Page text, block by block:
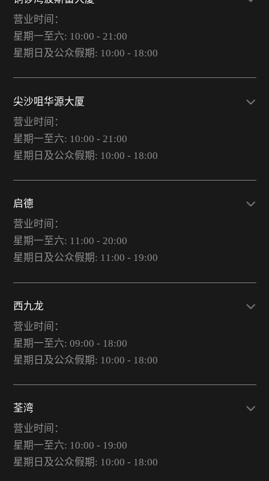
营业时间：
星期一至六: 10:00 - 21:00
星期日及公众假期: 10:00 - 18:00
尖沙咀华源大厦
营业时间：
星期一至六: 10:00 - 21:00
星期日及公众假期: 10:00 - 18:00
启德
营业时间：
星期一至六: 11:00 - 20:00
星期日及公众假期: 11:00 - 19:00
西九龙
营业时间：
星期一至六: 09:00 - 18:00
星期日及公众假期: 10:00 - 18:00
荃湾
营业时间：
星期一至六: 10:00 - 19:00
星期日及公众假期: 10:00 - 18:00